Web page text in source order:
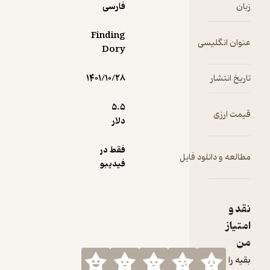
خیلی
نهایت وقتی
دوری -که
شخصیت
ماجراجویی
این تصمیم
می‌گیره به
اون در پیدا
کردن پدر و
مادرش
زبان فارسی
عنوان انگلیسی
Finding
Dory
تاریخ انتشار ۱۴۰۱/۱۰/۲۸
قیمت ارزی
5.۵
دلار
مطالعه و دانلود فایل
فقط در
فیدیبو
نقد و
امتیاز
من
بقیه را